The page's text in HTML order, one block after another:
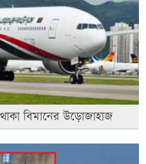
বিমানের উড়োজাহাজ